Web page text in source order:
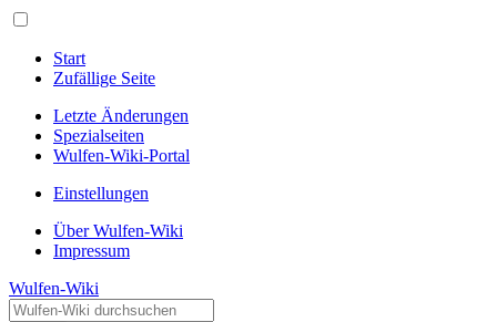
Start
Zufällige Seite
Letzte Änderungen
Spezialseiten
Wulfen-Wiki-Portal
Einstellungen
Über Wulfen-Wiki
Impressum
Wulfen-Wiki